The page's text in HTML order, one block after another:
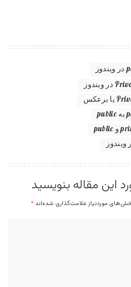
این مقاله بنویسید
موردنیاز علامت‌گذاری شده‌اند *